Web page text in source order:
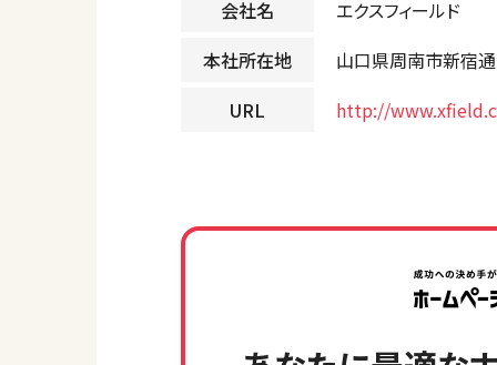
会社名
エクスフィールド
本社所在地
山口県周南市新宿
URL
http://